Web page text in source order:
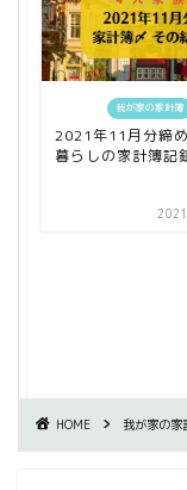
我が家の家計簿
2021年11月分締
暮らしの家計簿記
HOME 我が家の家